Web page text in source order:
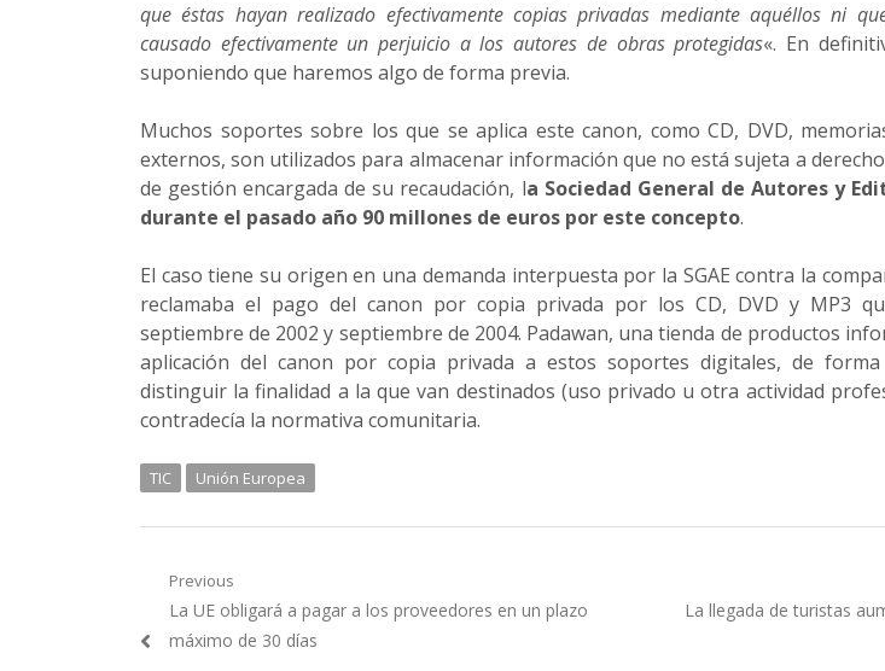
que éstas hayan realizado efectivamente copias privadas mediante aquéllos ni
causado efectivamente un perjuicio a los autores de obras protegidas«. En
suponiendo que haremos algo de forma previa.
Muchos soportes sobre los que se aplica este canon, como CD, DVD,
externos, son utilizados para almacenar información que no está sujeta a
de gestión encargada de su recaudación, la Sociedad General de Autores y
durante el pasado año 90 millones de euros por este concepto.
El caso tiene su origen en una demanda interpuesta por la SGAE contra la
reclamaba el pago del canon por copia privada por los CD, DVD y MP3
septiembre de 2002 y septiembre de 2004. Padawan, una tienda de productos
aplicación del canon por copia privada a estos soportes digitales, de
distinguir la finalidad a la que van destinados (uso privado u otra actividad
contradecía la normativa comunitaria.
TIC Unión Europea
Navegación
de
Previous
Previous
post:
La UE obligará a pagar a los proveedores en un plazo
máximo de 30 días
Next
La llegada de turistas